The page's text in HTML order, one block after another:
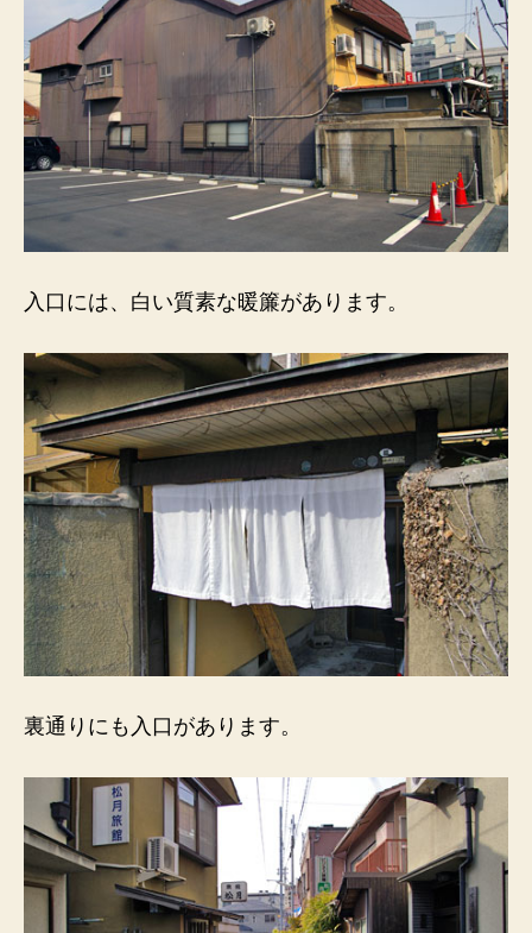
入口には、白い質素な暖簾があります。
裏通りにも入口があります。